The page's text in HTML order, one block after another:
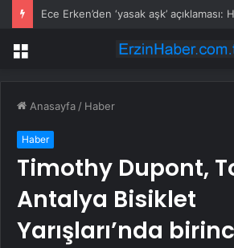
Menü
Anasayfa / Haber
Haber
Timothy Dupont,
Antalya Bisiklet
Yarışları’nda